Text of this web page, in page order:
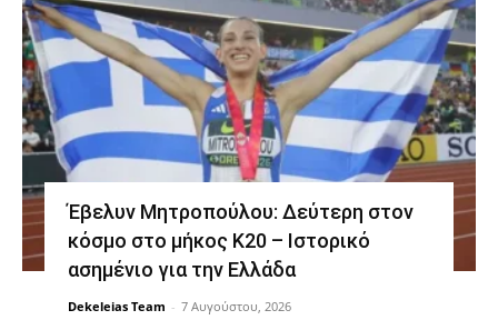
Έβελυν Μητροπούλου: Δεύτερη στον
κόσμο στο μήκος Κ20 – Ιστορικό
ασημένιο για την Ελλάδα
Dekeleias Team - 7 Αυγούστου, 2026